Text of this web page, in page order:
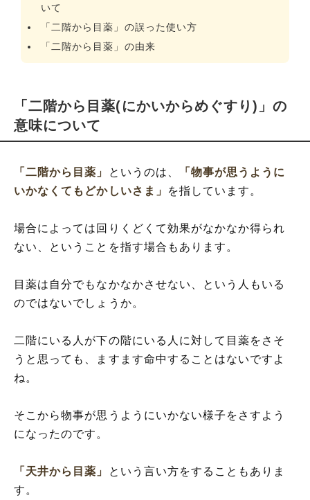
いて
「二階から目薬」の誤った使い方
「二階から目薬」の由来
「二階から目薬(にかいからめぐすり)」の
意味について
「二階から目薬」 というのは、
「物事が思うように
いかなくてもどかしいさま」
を指しています。
場合によっては回りくどくて効果がなかなか得られ
ない、ということを指す場合もあります。
目薬は自分でもなかなかさせない、という人もいる
のではないでしょうか。
二階にいる人が下の階にいる人に対して目薬をさそ
うと思っても、ますます命中することはないですよ
ね。
そこから物事が思うようにいかない様子をさすよう
になったのです。
「天井から目薬」
という言い方をすることもありま
す。